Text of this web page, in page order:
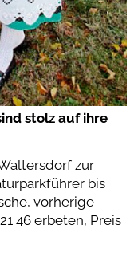
stolz auf ihre
zur
bis
vorherige
46 erbeten, Preis